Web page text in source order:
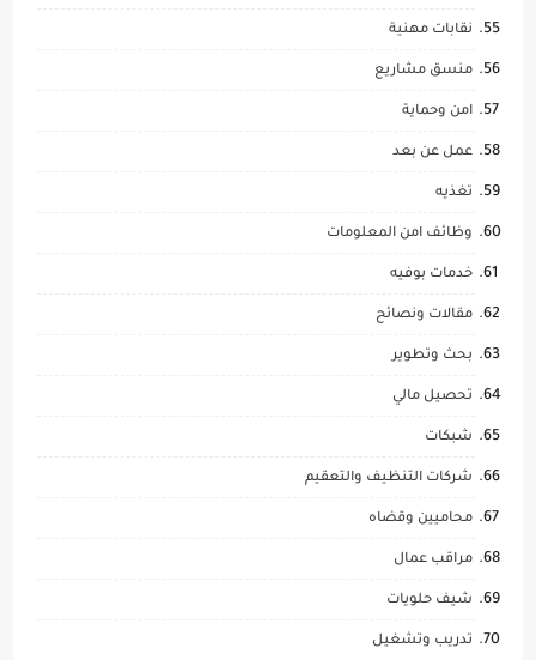
نقابات مهنية
منسق مشاريع
امن وحماية
عمل عن بعد
تغذيه
وظائف امن المعلومات
خدمات بوفيه
مقالات ونصائح
بحث وتطوير
تحصيل مالي
شبكات
شركات التنظيف والتعقيم
محاميين وقضاه
مراقب عمال
شيف حلويات
تدريب وتشغيل